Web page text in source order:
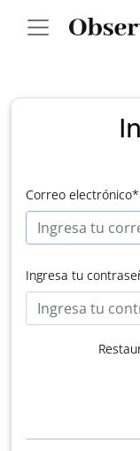
Correo electrónico*
Ingresa tu